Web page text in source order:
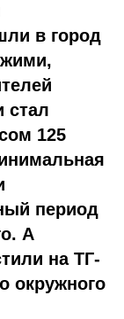
в город
стал
125
период
А
на ТГ-
окружного